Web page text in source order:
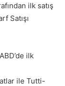
ilk satış
Satışı
ilk
ile Tutti-